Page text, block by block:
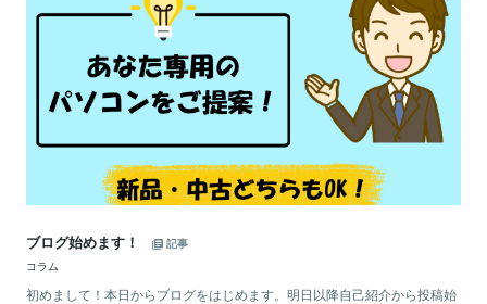
ブログ始めます！
記事
コラム
初めまして！本日からブログをはじめます。明日以降自己紹介から投稿始